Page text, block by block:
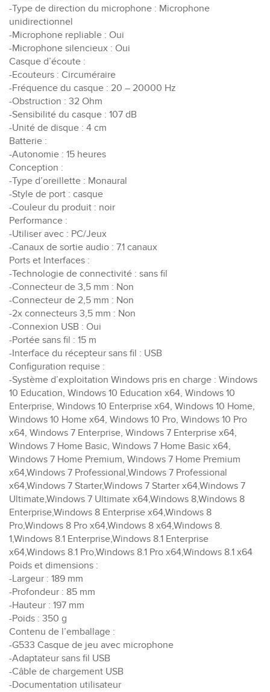
-Type de direction du microphone : Microphone
unidirectionnel
-Microphone repliable : Oui
-Microphone silencieux : Oui
Casque d’écoute :
-Ecouteurs : Circuméraire
-Fréquence du casque : 20 – 20000 Hz
-Obstruction : 32 Ohm
-Sensibilité du casque : 107 dB
-Unité de disque : 4 cm
Batterie :
-Autonomie : 15 heures
Conception :
-Type d’oreillette : Monaural
-Style de port : casque
-Couleur du produit : noir
Performance :
-Utiliser avec : PC/Jeux
-Canaux de sortie audio : 7.1 canaux
Ports et Interfaces :
-Technologie de connectivité : sans fil
-Connecteur de 3,5 mm : Non
-Connecteur de 2,5 mm : Non
-2x connecteurs 3,5 mm : Non
-Connexion USB : Oui
-Portée sans fil : 15 m
-Interface du récepteur sans fil : USB
Configuration requise :
-Système d’exploitation Windows pris en charge : Windows
10 Education, Windows 10 Education x64, Windows 10
Enterprise, Windows 10 Enterprise x64, Windows 10 Home,
Windows 10 Home x64, Windows 10 Pro, Windows 10 Pro
x64, Windows 7 Enterprise, Windows 7 Enterprise x64,
Windows 7 Home Basic, Windows 7 Home Basic x64,
Windows 7 Home Premium, Windows 7 Home Premium
x64,Windows 7 Professional,Windows 7 Professional
x64,Windows 7 Starter,Windows 7 Starter x64,Windows 7
Ultimate,Windows 7 Ultimate x64,Windows 8,Windows 8
Enterprise,Windows 8 Enterprise x64,Windows 8
Pro,Windows 8 Pro x64,Windows 8 x64,Windows 8.
1,Windows 8.1 Enterprise,Windows 8.1 Enterprise
x64,Windows 8.1 Pro,Windows 8.1 Pro x64,Windows 8.1 x64
Poids et dimensions :
-Largeur : 189 mm
-Profondeur : 85 mm
-Hauteur : 197 mm
-Poids : 350 g
Contenu de l’emballage :
-G533 Casque de jeu avec microphone
-Adaptateur sans fil USB
-Câble de chargement USB
-Documentation utilisateur